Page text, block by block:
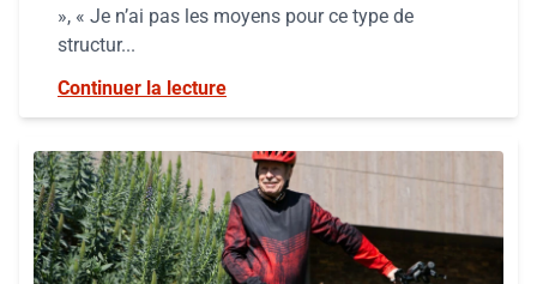
», « Je n’ai pas les moyens pour ce type de
structur...
Continuer la lecture